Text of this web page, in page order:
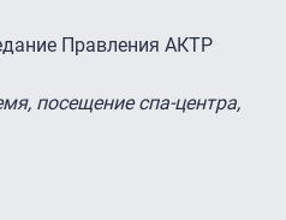
Правления АКТР
посещение спа-центра,